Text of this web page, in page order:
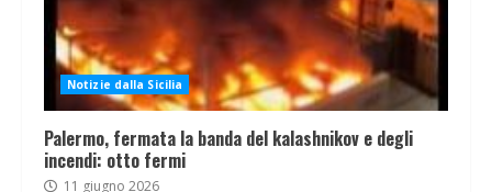
Notizie dalla Sicilia
Palermo, fermata la banda del kalashnikov e degli
incendi: otto fermi
11 giugno 2026